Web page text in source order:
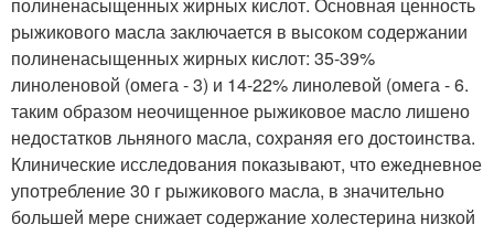
полиненасыщенных жирных кислот. Основная ценность
рыжикового масла заключается в высоком содержании
полиненасыщенных жирных кислот: 35-39%
линоленовой (омега - 3) и 14-22% линолевой (омега - 6.
таким образом неочищенное рыжиковое масло лишено
недостатков льняного масла, сохраняя его достоинства.
Клинические исследования показывают, что ежедневное
употребление 30 г рыжикового масла, в значительно
большей мере снижает содержание холестерина низкой